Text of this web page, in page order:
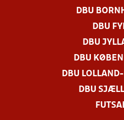
DBU
DBU
DBU
DBU
DBU
DBU